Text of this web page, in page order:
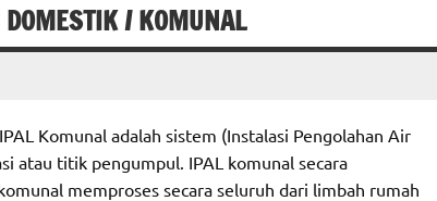
/ KOMUNAL
Komunal adalah sistem (Instalasi Pengolahan Air
atau titik pengumpul. IPAL komunal secara
memproses secara seluruh dari limbah rumah